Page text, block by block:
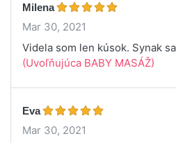
Milena
Mar 30, 2021
Videla som len kúsok. Synak
(Uvoľňujúca BABY MASÁŽ)
Eva
Mar 30, 2021